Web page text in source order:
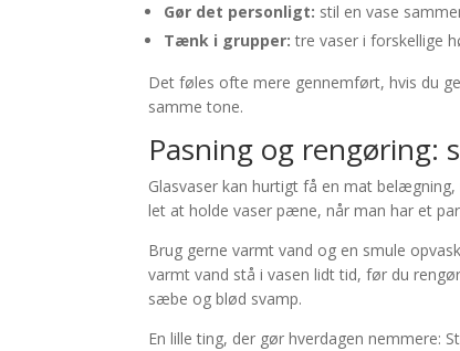
Gør det personligt: stil en vase
Tænk i grupper: tre vaser i forskellige
Det føles ofte mere gennemført, hvis du
samme tone.
Pasning og rengøring:
Glasvaser kan hurtigt få en mat
let at holde vaser pæne, når man har et
Brug gerne varmt vand og en smule
varmt vand stå i vasen lidt tid, før du
sæbe og blød svamp.
En lille ting, der gør hverdagen nemmere: